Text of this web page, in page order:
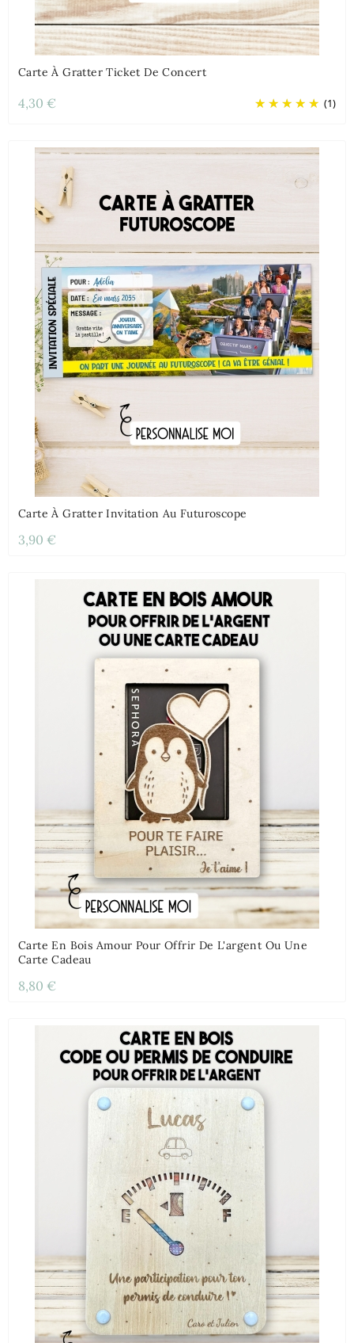
Carte À Gratter Ticket De Concert
(1)
4,30 €
Carte À Gratter Invitation Au Futuroscope
3,90 €
Carte En Bois Amour Pour Offrir De L'argent Ou Une
Carte Cadeau
8,80 €